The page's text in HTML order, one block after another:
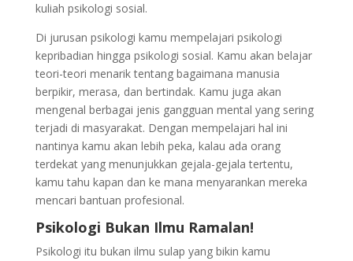
kuliah psikologi sosial.
Di jurusan psikologi kamu mempelajari psikologi
kepribadian hingga psikologi sosial. Kamu akan belajar
teori-teori menarik tentang bagaimana manusia
berpikir, merasa, dan bertindak. Kamu juga akan
mengenal berbagai jenis gangguan mental yang sering
terjadi di masyarakat. Dengan mempelajari hal ini
nantinya kamu akan lebih peka, kalau ada orang
terdekat yang menunjukkan gejala-gejala tertentu,
kamu tahu kapan dan ke mana menyarankan mereka
mencari bantuan profesional.
Psikologi Bukan Ilmu Ramalan!
Psikologi itu bukan ilmu sulap yang bikin kamu